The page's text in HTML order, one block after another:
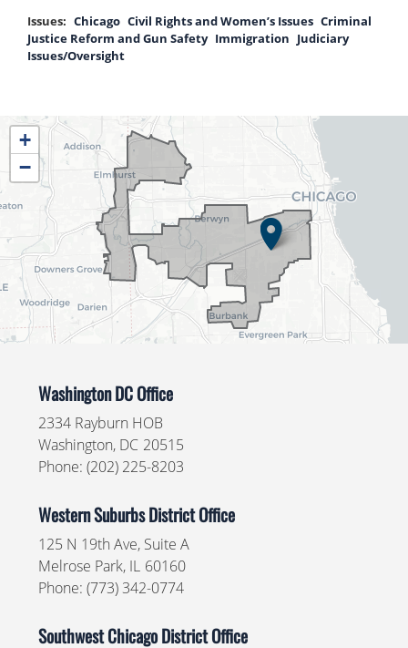
Issues: Chicago Civil Rights and Women’s Issues Criminal
Justice Reform and Gun Safety Immigration Judiciary
Issues/Oversight
IL04
District
Map
+
−
Washington DC Office
2334 Rayburn HOB
Washington, DC20515
Phone: (202) 225-8203
Western Suburbs District Office
125 N 19th Ave, Suite A
Melrose Park, IL60160
Phone: (773) 342-0774
Southwest Chicago District Office